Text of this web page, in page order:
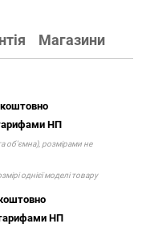
Магазини
НП
об'ємна), розмірами не
однієї моделі товару
НП